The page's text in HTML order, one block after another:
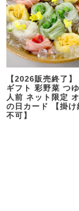
【2026販売終了
ギフト 彩野菜 つ
人前 ネット限定
の日カード 【掛け
不可】